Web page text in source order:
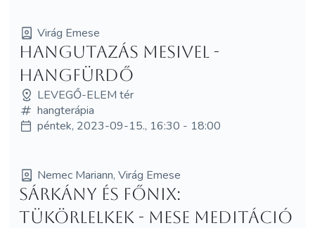
Virág Emese
Hangutazás Mesivel -
HANGFÜRDŐ
LEVEGŐ-ELEM tér
hangterápia
péntek, 2023-09-15., 16:30 - 18:00
Nemec Mariann, Virág Emese
Sárkány és Főnix:
Tükörlelkek - MESE MEDITÁCIÓ